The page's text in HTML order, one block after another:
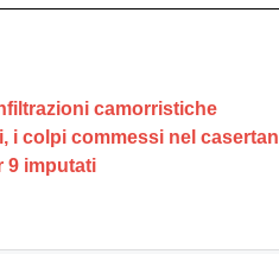
camorristiche
i colpi commessi nel
9 imputati